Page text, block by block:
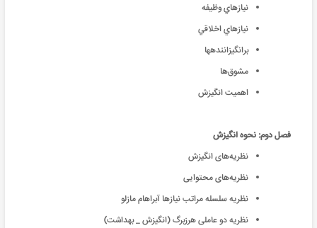
نيازهاي وظيفه
نيازهاي اخلاقي
برانگیزانندهها
مشوق‌ها
اهمیت انگیزش
فصل دوم: نحوه انگیزش
نظریه‌های انگیزش
نظریه‌های محتوایی
نظریه سلسله مراتب نیازها آبراهام مازلو
نظریه دو عاملی هرزبرگ (انگیزش _ بهداشت)